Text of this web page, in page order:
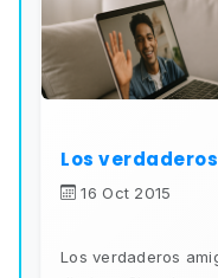
Los
16 Oct 2015
Los verdaderos